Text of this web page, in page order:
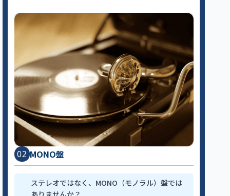
02 MONO盤
ステレオではなく、MONO（モノラル）盤では